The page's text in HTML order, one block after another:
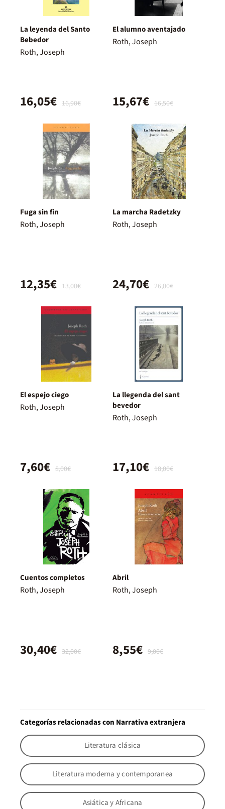
La leyenda del Santo
Bebedor
Roth, Joseph
16,90€
16,05€
El alumno aventajado
Roth, Joseph
16,50€
15,67€
Fuga sin fin
Roth, Joseph
13,00€
12,35€
La marcha Radetzky
Roth, Joseph
26,00€
24,70€
El espejo ciego
Roth, Joseph
8,00€
7,60€
La llegenda del sant
bevedor
Roth, Joseph
18,00€
17,10€
Cuentos completos
Roth, Joseph
32,00€
30,40€
Abril
Roth, Joseph
9,00€
8,55€
Categorías relacionadas con Narrativa extranjera
Literatura clásica
Literatura moderna y contemporanea
Asiática y Africana